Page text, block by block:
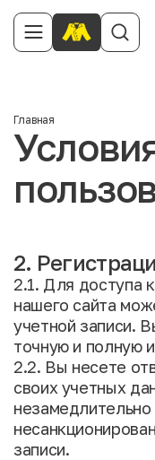
Главная
2.
2.1. Для доступа
нашего сайта
учетной записи.
точную и полную
2.2. Вы несете
своих учетных
записи.